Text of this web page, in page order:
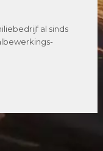
al sinds